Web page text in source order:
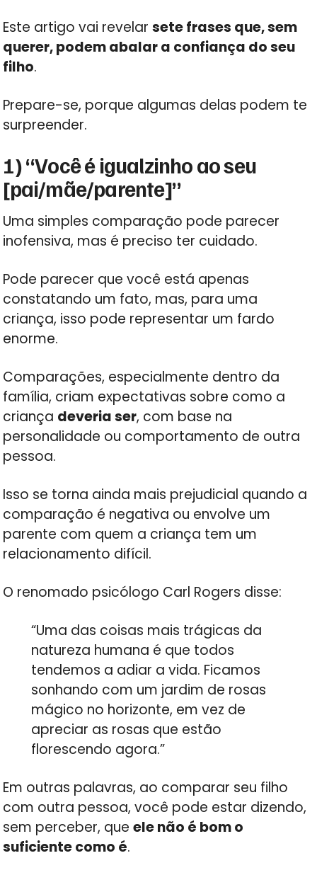
Este artigo vai revelarsete frases que, sem
querer, podem abalar a confiança do seu
filho.
Prepare-se, porque algumas delas podem te
surpreender.
1) “Você é igualzinho ao seu
[pai/mãe/parente]”
Uma simples comparação pode parecer
inofensiva, mas é preciso ter cuidado.
Pode parecer que você está apenas
constatando um fato, mas, para uma
criança, isso pode representar um fardo
enorme.
Comparações, especialmente dentro da
família, criam expectativas sobre como a
criança deveria ser, com base na
personalidade ou comportamento de outra
pessoa.
Isso se torna ainda mais prejudicial quando a
comparação é negativa ou envolve um
parente com quem a criança tem um
relacionamento difícil.
O renomado psicólogo Carl Rogers disse:
“Uma das coisas mais trágicas da
natureza humana é que todos
tendemos a adiar a vida. Ficamos
sonhando com um jardim de rosas
mágico no horizonte, em vez de
apreciar as rosas que estão
florescendo agora.”
Em outras palavras, ao comparar seu filho
com outra pessoa, você pode estar dizendo,
sem perceber, queele não é bom o
suficiente como é.